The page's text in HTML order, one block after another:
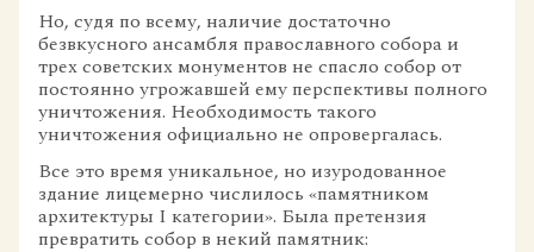
Но, судя по всему, наличие достаточно
безвкусного ансамбля православного собора и
трех советских монументов не спасло собор от
постоянно угрожавшей ему перспективы полного
уничтожения. Необходимость такого
уничтожения официально не опровергалась.
Все это время уникальное, но изуродованное
здание лицемерно числилось «памятником
архитектуры I категории». Была претензия
превратить собор в некий памятник: